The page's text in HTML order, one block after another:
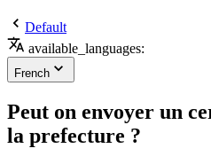
Default
available_languages:
French
Peut on envoyer un
la prefecture ?